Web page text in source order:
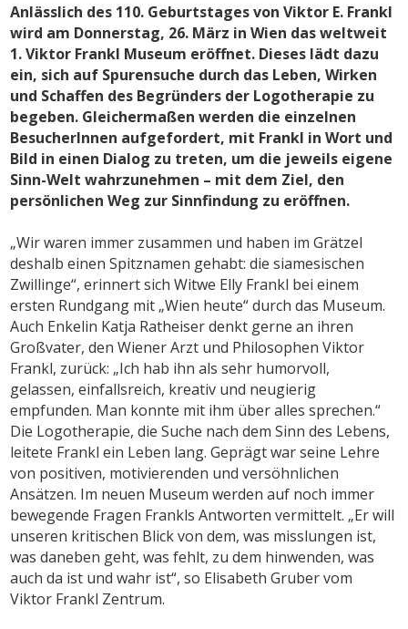
Anlässlich des 110. Geburtstages von Viktor E. Frankl
wird am Donnerstag, 26. März in Wien das weltweit
1. Viktor Frankl Museum eröffnet. Dieses lädt dazu
ein, sich auf Spurensuche durch das Leben, Wirken
und Schaffen des Begründers der Logotherapie zu
begeben. Gleichermaßen werden die einzelnen
BesucherInnen aufgefordert, mit Frankl in Wort und
Bild in einen Dialog zu treten, um die jeweils eigene
Sinn-Welt wahrzunehmen – mit dem Ziel, den
persönlichen Weg zur Sinnfindung zu eröffnen.
„Wir waren immer zusammen und haben im Grätzel
deshalb einen Spitznamen gehabt: die siamesischen
Zwillinge“, erinnert sich Witwe Elly Frankl bei einem
ersten Rundgang mit „Wien heute“ durch das Museum.
Auch Enkelin Katja Ratheiser denkt gerne an ihren
Großvater, den Wiener Arzt und Philosophen Viktor
Frankl, zurück: „Ich hab ihn als sehr humorvoll,
gelassen, einfallsreich, kreativ und neugierig
empfunden. Man konnte mit ihm über alles sprechen.“
Die Logotherapie, die Suche nach dem Sinn des Lebens,
leitete Frankl ein Leben lang. Geprägt war seine Lehre
von positiven, motivierenden und versöhnlichen
Ansätzen. Im neuen Museum werden auf noch immer
bewegende Fragen Frankls Antworten vermittelt. „Er will
unseren kritischen Blick von dem, was misslungen ist,
was daneben geht, was fehlt, zu dem hinwenden, was
auch da ist und wahr ist“, so Elisabeth Gruber vom
Viktor Frankl Zentrum.